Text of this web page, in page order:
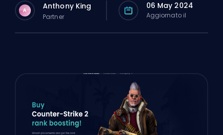
A Anthony King
Partner
06 May 2024
Aggiornato il